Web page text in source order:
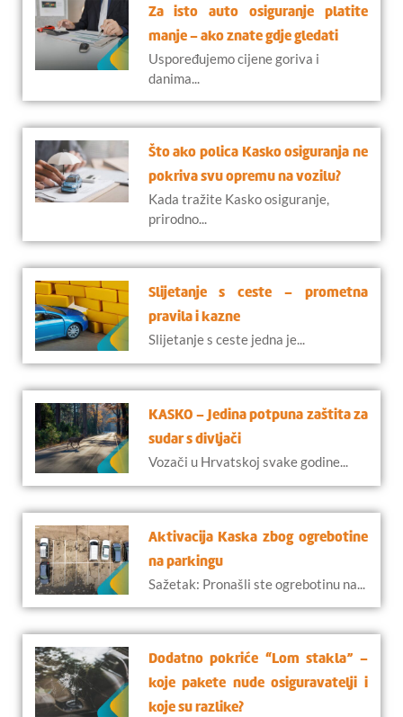
Za isto auto osiguranje platite
manje – ako znate gdje gledati
Uspoređujemo cijene goriva i
danima...
Što ako polica Kasko osiguranja ne
pokriva svu opremu na vozilu?
Kada tražite Kasko osiguranje,
prirodno...
Slijetanje s ceste – prometna
pravila i kazne
Slijetanje s ceste jedna je...
KASKO – Jedina potpuna zaštita za
sudar s divljači
Vozači u Hrvatskoj svake godine...
Aktivacija Kaska zbog ogrebotine
na parkingu
Sažetak: Pronašli ste ogrebotinu na...
Dodatno pokriće “Lom stakla” –
koje pakete nude osiguravatelji i
koje su razlike?